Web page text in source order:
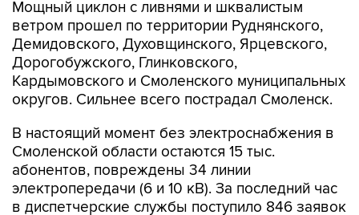
Демидовского, Духовщинского, Ярцевского,
Дорогобужского, Глинковского,
Кардымовского и Смоленского муниципальных
округов. Сильнее всего пострадал Смоленск.
В настоящий момент без электроснабжения в
абонентов, повреждены 34 линии
электропередачи (6 и 10 кВ). За последний час
в диспетчерские службы поступило 846 заявок
об отключении.